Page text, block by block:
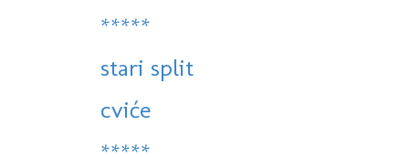
*****
stari split
cviće